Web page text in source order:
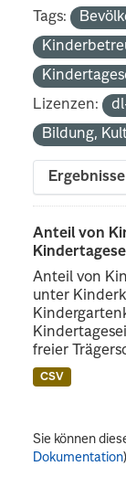
Tags:
Lizenzen:
Bildung,
Anteil von
Anteil von
unter
freier
CSV
Sie können
Dokumentation